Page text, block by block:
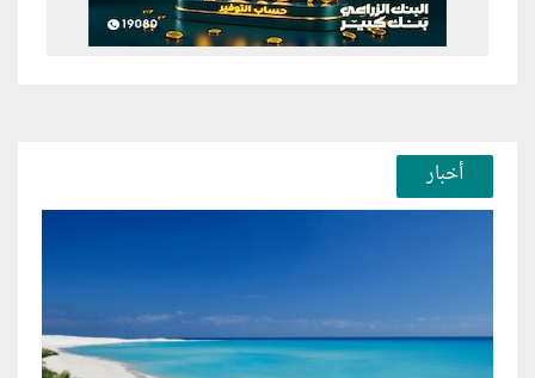
أخبار